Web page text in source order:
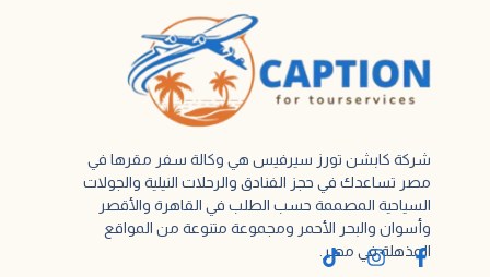
شركة كابشن تورز سيرفيس هي وكالة سفر مقرها في
مصر تساعدك في حجز الفنادق والرحلات النيلية والجولات
السياحية المصممة حسب الطلب في القاهرة والأقصر
وأسوان والبحر الأحمر ومجموعة متنوعة من المواقع
المذهلة في مصر.